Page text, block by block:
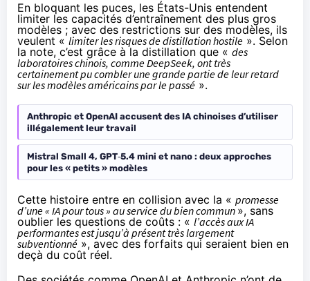
En bloquant les puces, les États-Unis entendent
limiter les capacités d’entraînement des plus gros
modèles ; avec des restrictions sur des modèles, ils
veulent « limiter les risques dedistillation hostile ». Selon
la note, c’est grâce à la distillation que « des
laboratoires chinois, comme DeepSeek, ont très
certainement pu combler une grande partie de leur retard
sur les modèles américains par le passé ».
Anthropic et OpenAI accusent des IA chinoises d’utiliser
illégalement leur travail
Mistral Small 4, GPT‑5.4 mini et nano : deux approches
pour les « petits » modèles
Cette histoire entre en collision avec la « promesse
d’une « IA pour tous » au service du bien commun », sans
oublier les questions de coûts : « l’accès aux IA
performantes est jusqu’à présent très largement
subventionné », avec des forfaits qui seraient bien en
deçà du coût réel.